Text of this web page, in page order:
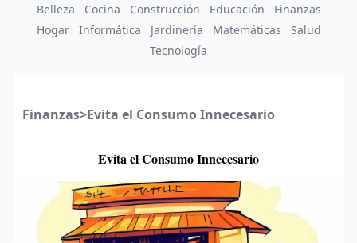
Belleza Cocina Construcción Educación
Finanzas
Hogar
Informática Jardinería Matemáticas
Salud
Tecnología
Finanzas>Evita el Consumo Innecesario
Evita el Consumo Innecesario